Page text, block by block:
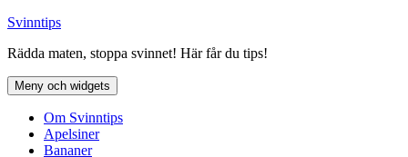
Hoppa
innehåll
Svinntips
Rädda maten, stoppa svinnet! Här får du tips!
Meny och widgets
Om Svinntips
Apelsiner
Bananer